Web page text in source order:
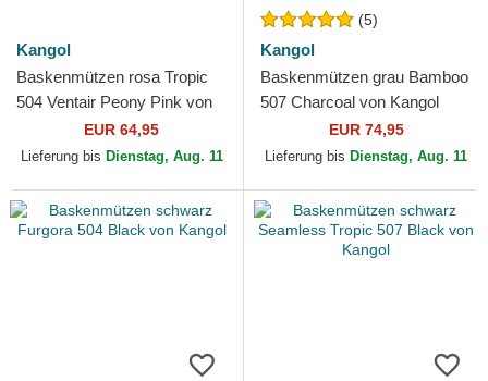
Kangol
Baskenmützen rosa Tropic
504 Ventair Peony Pink von
EUR 64,95
Lieferung bis Dienstag, Aug. 11
(5)
Kangol
Baskenmützen grau Bamboo
507 Charcoal von Kangol
EUR 74,95
Lieferung bis Dienstag, Aug. 11